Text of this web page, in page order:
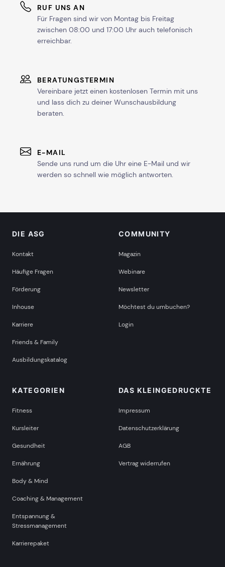
RUF UNS AN
Für Fragen sind wir von Montag bis Freitag
zwischen 08:00 und 17:00 Uhr auch telefonisch
erreichbar.
BERATUNGSTERMIN
Vereinbare jetzt einen kostenlosen Termin mit uns
und lass dich zu deiner Wunschausbildung
beraten.
E-MAIL
Sende uns rund um die Uhr eine E-Mail und wir
werden so schnell wie möglich antworten.
DIE ASG
Kontakt
Häufige Fragen
Förderung
Inhouse
Karriere
Friends & Family
Ausbildungskatalog
COMMUNITY
Magazin
Webinare
Newsletter
Möchtest du umbuchen?
Login
KATEGORIEN
Fitness
Kursleiter
Gesundheit
Ernährung
Body & Mind
Coaching & Management
Entspannung &
Stressmanagement
Karrierepaket
DAS KLEINGEDRUCKTE
Impressum
Datenschutzerklärung
AGB
Vertrag widerrufen